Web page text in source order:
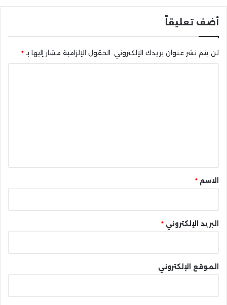
أضف تعليقاً
لن يتم نشر عنوان بريدك الإلكتروني. الحقول الإلزامية مشار إليها بـ*
* الاسم *
البريد الإلكتروني *
الموقع الإلكتروني